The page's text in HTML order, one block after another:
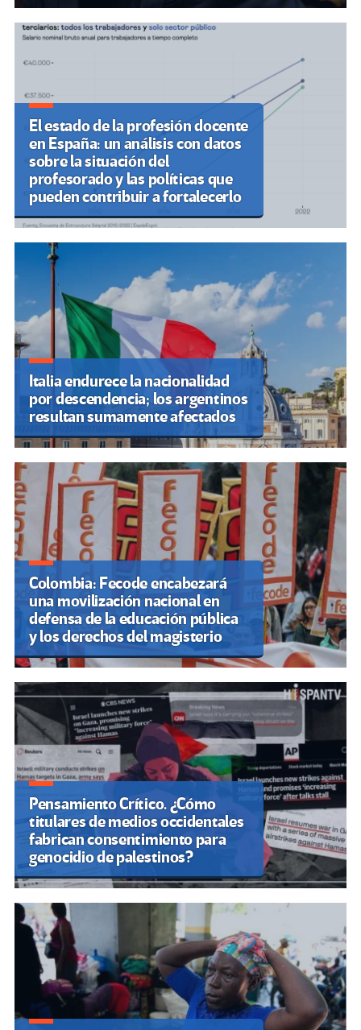
El estado de la profesión docente
en España: un análisis con datos
sobre la situación del
profesorado y las políticas que
pueden contribuir a fortalecerlo
Italia endurece la nacionalidad
por descendencia; los argentinos
resultan sumamente afectados
Colombia: Fecode encabezará
una movilización nacional en
defensa de la educación pública
y los derechos del magisterio
Pensamiento Crítico. ¿Cómo
titulares de medios occidentales
fabrican consentimiento para
genocidio de palestinos?